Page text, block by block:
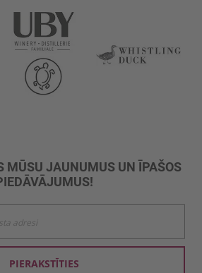
MŪSU JAUNUMUS UN ĪPAŠOS
PIERAKSTĪTIES